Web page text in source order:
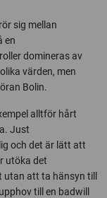
sig mellan
en
domineras av
värden, men
Bolin.
alltför hårt
Just
och det är lätt att
utöka det
att ta hänsyn till
till en badwill